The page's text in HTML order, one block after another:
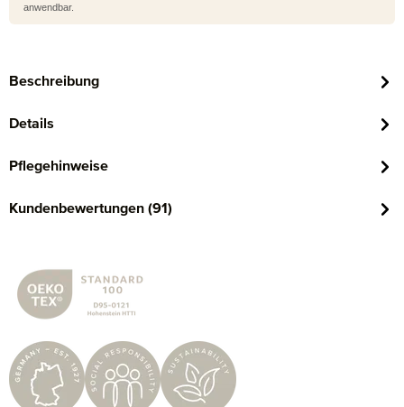
anwendbar.
Beschreibung
Details
Pflegehinweise
Kundenbewertungen (91)